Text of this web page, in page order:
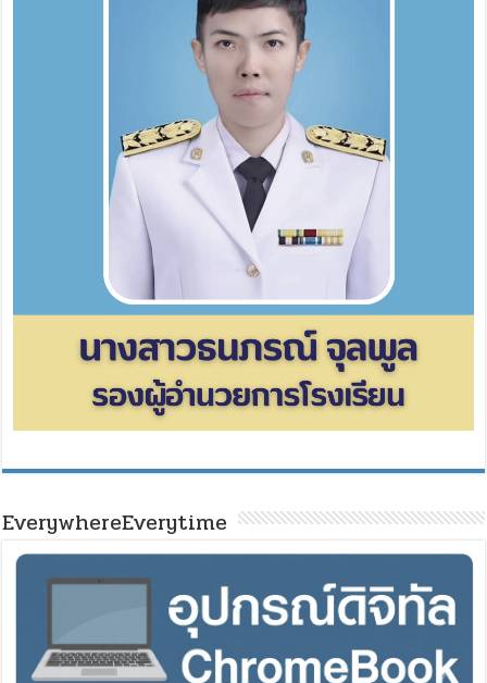
EverywhereEverytime